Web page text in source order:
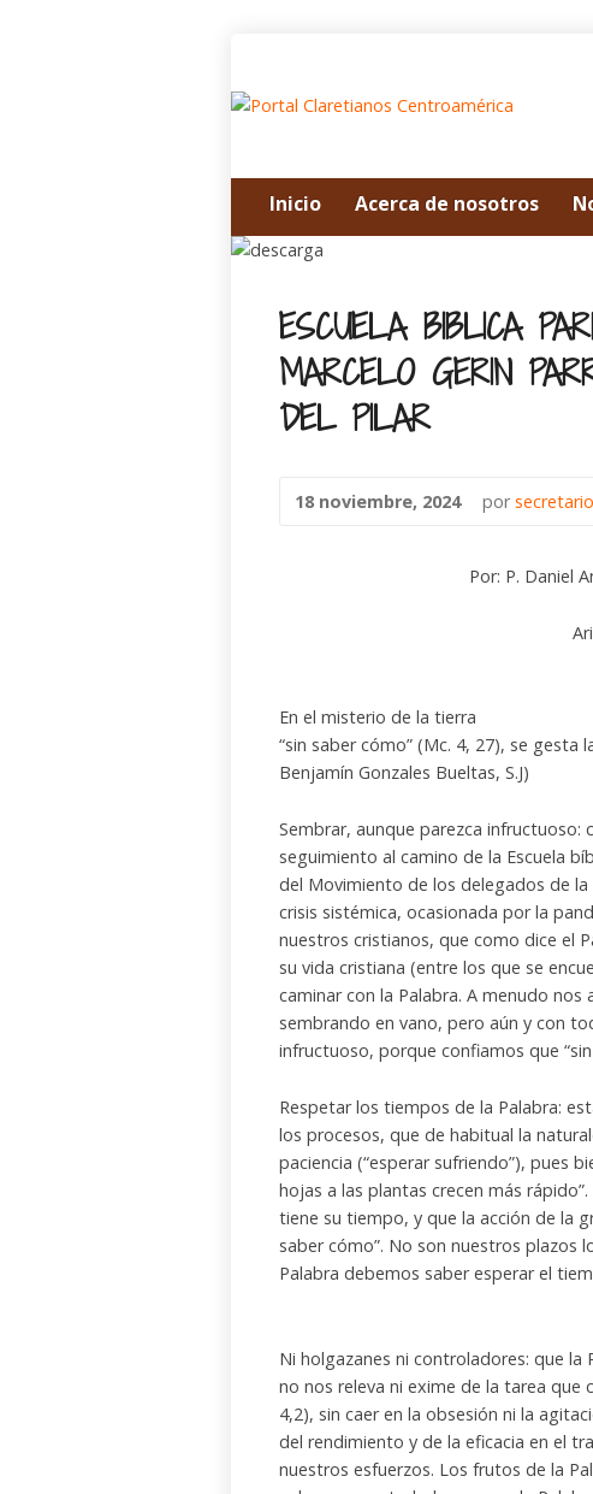
Inicio Acerca de nosotros
ESCUELA BIBLICA
MARCELO GERIN
DEL PILAR
18 noviembre, 2024 por
Por: P. Daniel
En el misterio de la tierra
“sin saber cómo” (Mc. 4, 27), se gesta
Benjamín Gonzales Bueltas, S.J)
Sembrar, aunque parezca
seguimiento al camino de la Escuela
del Movimiento de los delegados de
crisis sistémica, ocasionada por la
nuestros cristianos, que como dice el
su vida cristiana (entre los que se
caminar con la Palabra. A menudo
sembrando en vano, pero aún y con
infructuoso, porque confiamos que
Respetar los tiempos de la Palabra:
los procesos, que de habitual la
paciencia (“esperar sufriendo”), pues
hojas a las plantas crecen más
tiene su tiempo, y que la acción de la
saber cómo”. No son nuestros plazos
Palabra debemos saber esperar el
Ni holgazanes ni controladores: que la
no nos releva ni exime de la tarea que
4,2), sin caer en la obsesión ni la
del rendimiento y de la eficacia en el
nuestros esfuerzos. Los frutos de la